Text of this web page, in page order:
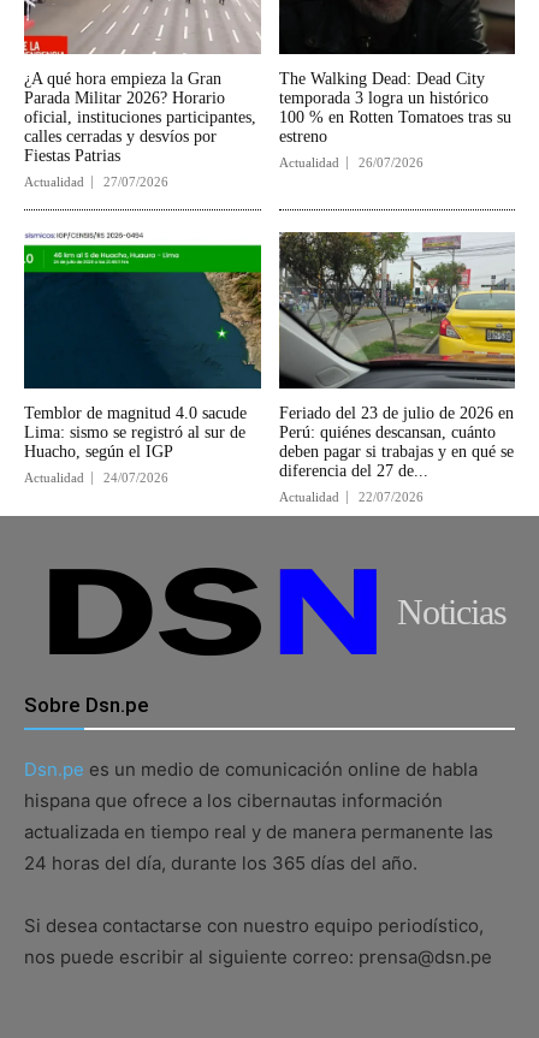
¿A qué hora empieza la Gran
Parada Militar 2026? Horario
oficial, instituciones participantes,
calles cerradas y desvíos por
Fiestas Patrias
Actualidad 27/07/2026
The Walking Dead: Dead City
temporada 3 logra un histórico
100 % en Rotten Tomatoes tras su
estreno
Actualidad 26/07/2026
Temblor de magnitud 4.0 sacude
Lima: sismo se registró al sur de
Huacho, según el IGP
Actualidad 24/07/2026
Feriado del 23 de julio de 2026 en
Perú: quiénes descansan, cuánto
deben pagar si trabajas y en qué se
diferencia del 27 de...
Actualidad 22/07/2026
Noticias
Sobre Dsn.pe
Dsn.pe es un medio de comunicación online de habla
hispana que ofrece a los cibernautas información
actualizada en tiempo real y de manera permanente las
24 horas del día, durante los 365 días del año.
Si desea contactarse con nuestro equipo periodístico,
nos puede escribir al siguiente correo: prensa@dsn.pe